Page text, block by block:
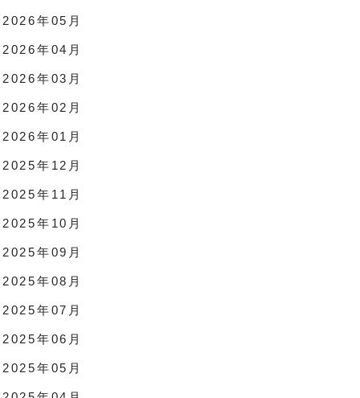
2026年05月
2026年04月
2026年03月
2026年02月
2026年01月
2025年12月
2025年11月
2025年10月
2025年09月
2025年08月
2025年07月
2025年06月
2025年05月